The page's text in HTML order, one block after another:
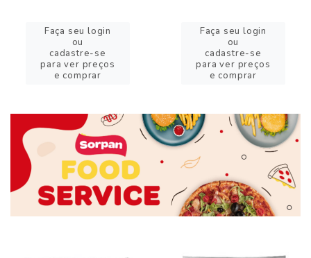
Faça seu login
ou
cadastre-se
para ver preços
e comprar
Faça seu login
ou
cadastre-se
para ver preços
e comprar